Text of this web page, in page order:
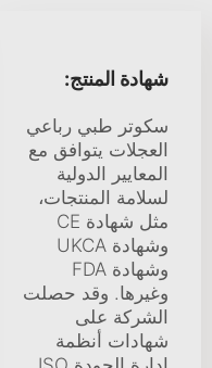
شهادة المنتج:
سكوتر طبي رباعي
العجلات يتوافق مع
المعايير الدولية
لسلامة المنتجات،
مثل شهادة CE
وشهادة UKCA
وشهادة FDA
وغيرها. وقد حصلت
الشركة على
شهادات أنظمة